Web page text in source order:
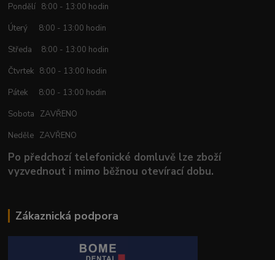
Pondělí 8:00 - 13:00 hodin
Úterý 8:00 - 13:00 hodin
Středa 8:00 - 13:00 hodin
Čtvrtek 8:00 - 13:00 hodin
Pátek 8:00 - 13:00 hodin
Sobota ZAVŘENO
Neděle ZAVŘENO
Po předchozí telefonické domluvě lze zboží
vyzvednout i mimo běžnou otevírací dobu.
Zákaznická podpora